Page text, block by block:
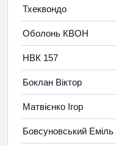
Тхеквондо
Оболонь КВОН
НВК 157
Боклан Віктор
Матвієнко Ігор
Бовсуновський Еміль